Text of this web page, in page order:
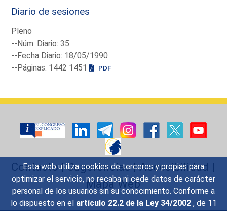
Esta web utiliza cookies de terceros y propias para
optimizar el servicio, no recaba ni cede datos de carácter
personal de los usuarios sin su conocimiento. Conforme a
lo dispuesto en el artículo 22.2 de la Ley 34/2002 , de 11
Diario de sesiones
Pleno
--Núm. Diario: 35
--Fecha Diario: 18/05/1990
--Páginas: 1442 1451
PDF
Contacto|Sugerencias|Accesibilidad |
Mapa Web